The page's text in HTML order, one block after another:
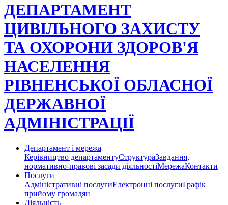
ДЕПАРТАМЕНТ
ЦИВІЛЬНОГО ЗАХИСТУ
ТА ОХОРОНИ ЗДОРОВ'Я
НАСЕЛЕННЯ
РІВНЕНСЬКОЇ ОБЛАСНОЇ
ДЕРЖАВНОЇ
АДМІНІСТРАЦІЇ
Департамент і мережа
Керівництво департаментуСтруктураЗавдання,
нормативно-правові засади діяльностіМережаКонтакти
Послуги
Адміністративні послугиЕлектронні послугиГрафік
прийому громадян
Діяльність